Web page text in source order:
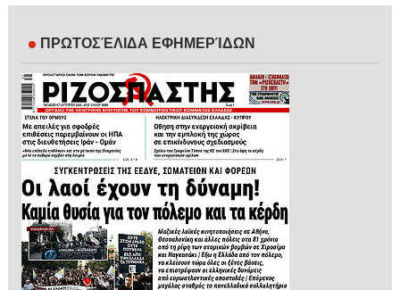
ΠΡΩΤΟΣΈΛΙΔΑ ΕΦΗΜΕΡΊΔΩΝ